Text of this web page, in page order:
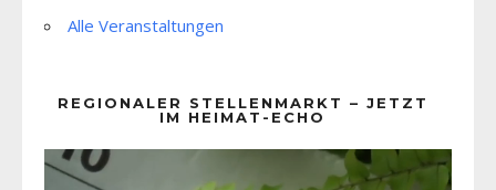
Alle Veranstaltungen
REGIONALER STELLENMARKT – JETZT
IM HEIMAT-ECHO